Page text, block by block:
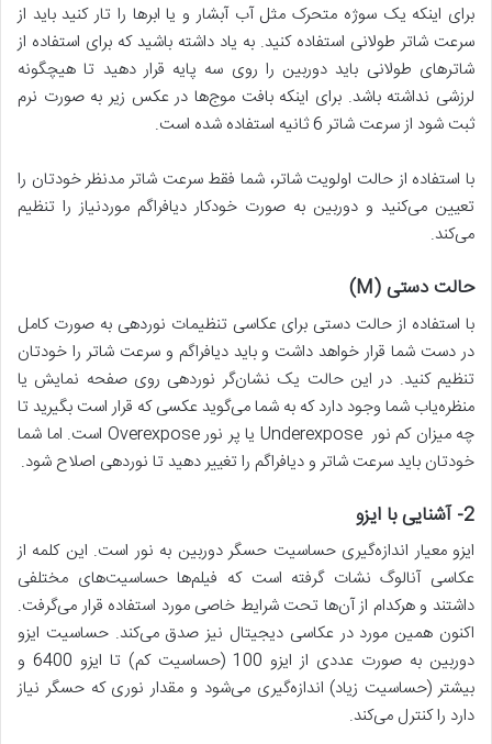
برای اینکه یک سوژه متحرک مثل آب آبشار و یا ابرها را تار کنید باید از
سرعت شاتر طولانی استفاده کنید. به یاد داشته باشید که برای استفاده از
شاترهای طولانی باید دوربین را روی سه پایه قرار دهید تا هیچگونه
لرزشی نداشته باشد. برای اینکه بافت موج‌ها در عکس زیر به صورت نرم
ثبت شود از سرعت شاتر 6 ثانیه استفاده شده است.
با استفاده از حالت اولویت شاتر، شما فقط سرعت شاتر مدنظر خودتان را
تعیین می‌کنید و دوربین به صورت خودکار دیافراگم موردنیاز را تنظیم
می‌کند.
حالت دستی(M)
با استفاده از حالت دستی برای عکاسی تنظیمات نوردهی به صورت کامل
در دست شما قرار خواهد داشت و باید دیافراگم و سرعت شاتر را خودتان
تنظیم کنید. در این حالت یک نشان‌گر نوردهی روی صفحه نمایش یا
منظره‌یاب شما وجود دارد که به شما می‌گوید عکسی که قرار است بگیرید تا
چه میزان کم نور Underexpose یا پر نور Overexpose است. اما شما
خودتان باید سرعت شاتر و دیافراگم را تغییر دهید تا نوردهی اصلاح شود.
2- آشنایی با ایزو
ایزو معیار اندازه‌گیری حساسیت حسگر دوربین به نور است. این کلمه از
عکاسی آنالوگ نشات گرفته است که فیلم‌ها حساسیت‌های مختلفی
داشتند و هرکدام از آن‌ها تحت شرایط خاصی مورد استفاده قرار می‌گرفت.
اکنون همین مورد در عکاسی دیجیتال نیز صدق می‌کند. حساسیت ایزو
دوربین به صورت عددی از ایزو 100 (حساسیت کم) تا ایزو 6400 و
بیشتر (حساسیت زیاد) اندازه‌گیری می‌شود و مقدار نوری که حسگر نیاز
دارد را کنترل می‌کند.